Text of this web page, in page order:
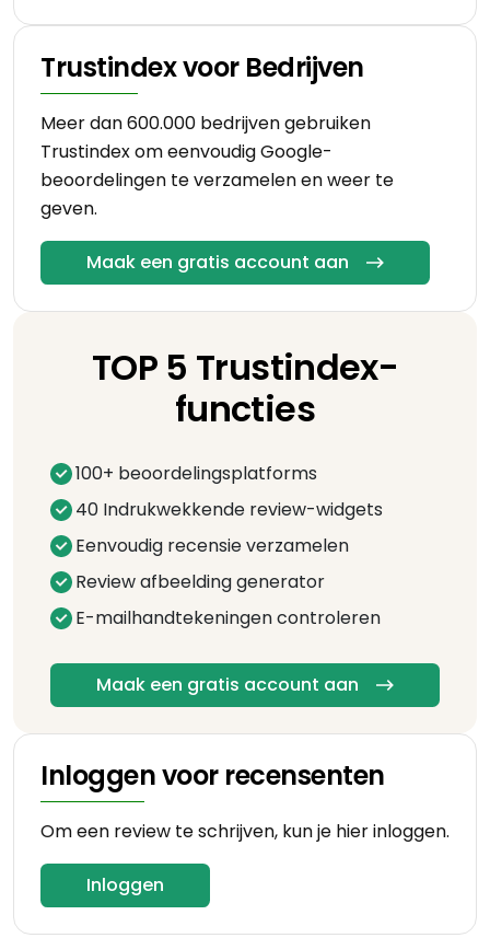
Trustindex voor Bedrijven
Meer dan 600.000 bedrijven gebruiken
Trustindex om eenvoudig Google-
beoordelingen te verzamelen en weer te
geven.
Maak een gratis account aan
TOP 5 Trustindex-
functies
100+ beoordelingsplatforms
40 Indrukwekkende review-widgets
Eenvoudig recensie verzamelen
Review afbeelding generator
E-mailhandtekeningen controleren
Maak een gratis account aan
Inloggen voor recensenten
Om een review te schrijven, kun je hier inloggen.
Inloggen